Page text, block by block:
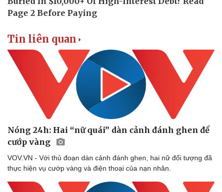
Thông tin doanh nghiệp
Doanh nghiệp 24h
Doanh nhân
Vì cộng đồng
Tin Công nghệ
Trải nghiệm
Chuyển đổi số
Tin liên quan
Nóng 24h: Hai “nữ quái” dàn cảnh đánh ghen để
cướp vàng
VOV.VN - Với thủ đoạn dàn cảnh đánh ghen, hai nữ đối tượng đã
thực hiện vụ cướp vàng và điện thoại của nạn nhân.